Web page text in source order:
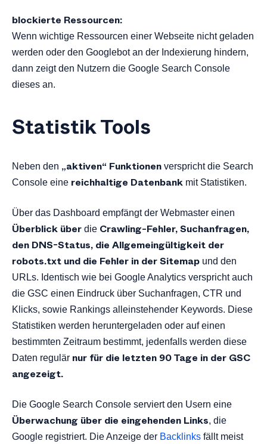
blockierte Ressourcen:
Wenn wichtige Ressourcen einer Webseite nicht geladen
werden oder den Googlebot an der Indexierung hindern,
dann zeigt den Nutzern die Google Search Console
dieses an.
Statistik Tools
Neben den „aktiven“ Funktionen verspricht die Search
Console eine reichhaltige Datenbank mit Statistiken.
Über das Dashboard empfängt der Webmaster einen
Überblick über die Crawling-Fehler, Suchanfragen,
den DNS-Status, die Allgemeingültigkeit der
robots.txt und die Fehler in der Sitemap und den
URLs. Identisch wie bei Google Analytics verspricht auch
die GSC einen Eindruck über Suchanfragen, CTR und
Klicks, sowie Rankings alleinstehender Keywords. Diese
Statistiken werden heruntergeladen oder auf einen
bestimmten Zeitraum bestimmt, jedenfalls werden diese
Daten regulär nur für die letzten 90 Tage in der GSC
angezeigt.
Die Google Search Console serviert den Usern eine
Überwachung über die eingehenden Links, die
Google registriert. Die Anzeige der Backlinks fällt meist